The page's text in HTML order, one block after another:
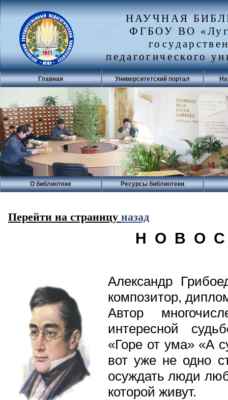
НАУЧНАЯ
ФГБОУ ВО
педагогического
Главная Университетский портал
О библиотеке Ресурсы библиотеки
Перейти на страницу назад
Н О В О
Александр
композитор,
Автор
интересной
«Горе от ума» «А
вот уже не одно
осуждать люди
которой живут.